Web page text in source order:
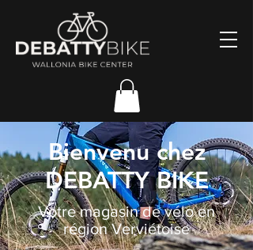
Bienvenu chez
DEBATTY BIKE
Votre magasin de vélo en
région Verviétoise